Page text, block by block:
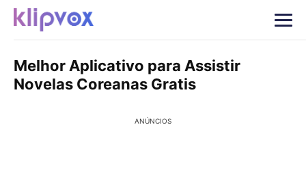
Melhor Aplicativo para Assistir
Novelas Coreanas Gratis
ANÚNCIOS